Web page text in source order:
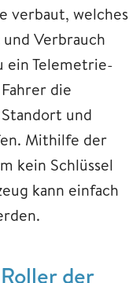
verbaut, welches
Verbrauch
ein Telemetrie-
die
und
Mithilfe der
kein Schlüssel
kann einfach
der